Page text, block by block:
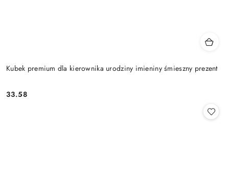
Kubek premium dla kierownika urodziny imieniny śmieszny prezent
Cena:
33.58